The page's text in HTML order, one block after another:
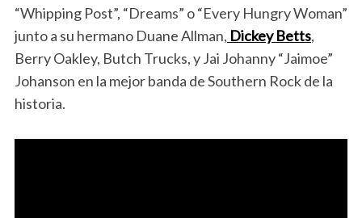
“Whipping Post”, “Dreams” o “Every Hungry Woman”
junto a su hermano Duane Allman, Dickey Betts,
Berry Oakley, Butch Trucks, y Jai Johanny “Jaimoe”
Johanson en la mejor banda de Southern Rock de la
historia.